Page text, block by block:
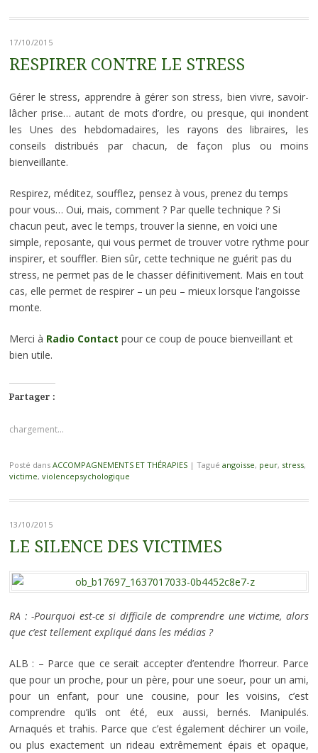
17/10/2015
RESPIRER CONTRE LE STRESS
Gérer le stress, apprendre à gérer son stress, bien vivre, savoir-
lâcher prise… autant de mots d’ordre, ou presque, qui inondent
les Unes des hebdomadaires, les rayons des libraires, les
conseils distribués par chacun, de façon plus ou moins
bienveillante.
Respirez, méditez, soufflez, pensez à vous, prenez du temps
pour vous… Oui, mais, comment ? Par quelle technique ? Si
chacun peut, avec le temps, trouver la sienne, en voici une
simple, reposante, qui vous permet de trouver votre rythme pour
inspirer, et souffler. Bien sûr, cette technique ne guérit pas du
stress, ne permet pas de le chasser définitivement. Mais en tout
cas, elle permet de respirer – un peu – mieux lorsque l’angoisse
monte.
Merci à Radio Contact pour ce coup de pouce bienveillant et
bien utile.
Partager :
chargement…
Posté dans ACCOMPAGNEMENTS ET THÉRAPIES | Tagué angoisse, peur, stress,
victime, violencepsychologique
13/10/2015
LE SILENCE DES VICTIMES
RA : -Pourquoi est-ce si difficile de comprendre une victime, alors
que c’est tellement expliqué dans les médias ?
ALB : – Parce que ce serait accepter d’entendre l’horreur. Parce
que pour un proche, pour un père, pour une soeur, pour un ami,
pour un enfant, pour une cousine, pour les voisins, c’est
comprendre qu’ils ont été, eux aussi, bernés. Manipulés.
Arnaqués et trahis. Parce que c’est également déchirer un voile,
ou plus exactement un rideau extrêmement épais et opaque,